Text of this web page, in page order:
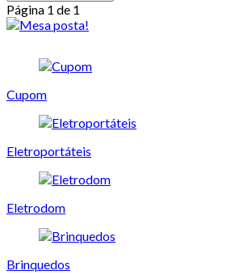
Página 1 de 1
Cupom
Eletroportáteis
Eletrodom
Brinquedos